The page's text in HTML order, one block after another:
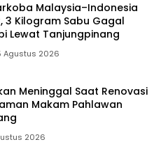
Malaysia–Indonesia
3 Kilogram Sabu Gagal
Lewat Tanjungpinang
Agustus 2026
Meninggal Saat Renovasi
Makam Pahlawan
2026